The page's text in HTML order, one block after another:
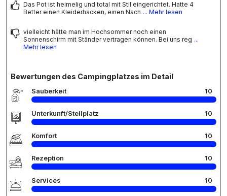
Das Pot ist heimelig und total mit Stil eingerichtet. Hatte 4
Better einen Kleiderhacken, einen Nach ... Mehr lesen
vielleicht hätte man im Hochsommer noch einen
Sonnenschirm mit Ständer vertragen können. Bei uns reg ...
Mehr lesen
Bewertungen des Campingplatzes im Detail
Sauberkeit 10
Unterkunft/Stellplatz 10
Komfort 10
Rezeption 10
Services 10